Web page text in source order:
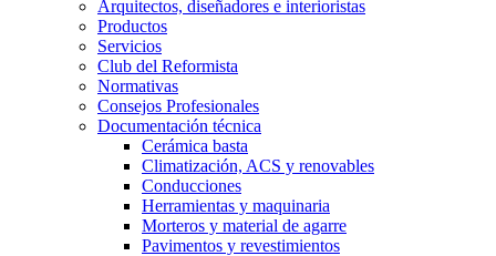
Arquitectos, diseñadores e interioristas
Productos
Servicios
Club del Reformista
Normativas
Consejos Profesionales
Documentación técnica
Cerámica basta
Climatización, ACS y renovables
Conducciones
Herramientas y maquinaria
Morteros y material de agarre
Pavimentos y revestimientos